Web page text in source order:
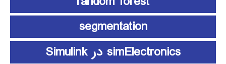
segmentation
simElectronics در Simulink